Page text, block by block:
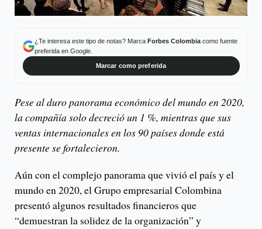
¿Te interesa este tipo de notas? Marca Forbes Colombiacomo fuente
preferida en Google.
Marcar como preferida
Pese al duro panorama económico del mundo en 2020,
la compañía solo decreció un 1 %, mientras que sus
ventas internacionales en los 90 países donde está
presente se fortalecieron.
Aún con el complejo panorama que vivió el país y el
mundo en 2020, el Grupo empresarial Colombina
presentó algunos resultados financieros que
“demuestran la solidez de la organización” y